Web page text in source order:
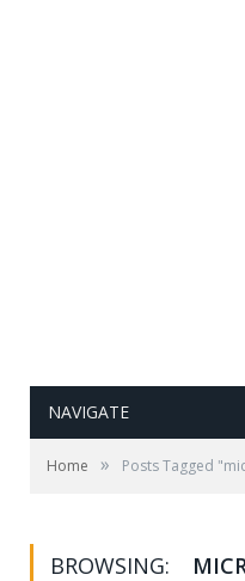
NAVIGATE
Home » Posts Tagged
BROWSING: